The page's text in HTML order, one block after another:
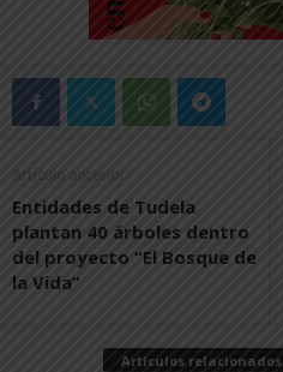
Artículo anterior
Entidades de Tudela
plantan 40 árboles dentro
del proyecto “El Bosque de
la Vida”
Artículos relacionados